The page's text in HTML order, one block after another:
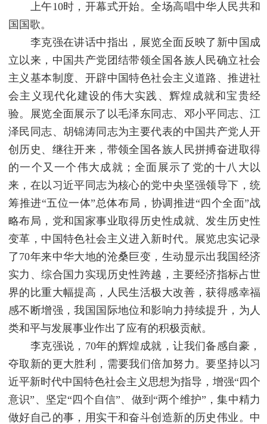
上午10时，开幕式开始。全场高唱中华人民共和
国国歌。
李克强在讲话中指出，展览全面反映了新中国成
立以来，中国共产党团结带领全国各族人民确立社会
主义基本制度、开辟中国特色社会主义道路、推进社
会主义现代化建设的伟大实践、辉煌成就和宝贵经
验。展览全面展示了以毛泽东同志、邓小平同志、江
泽民同志、胡锦涛同志为主要代表的中国共产党人开
创历史、继往开来，带领全国各族人民拼搏奋进取得
的一个又一个伟大成就；全面展示了党的十八大以
来，在以习近平同志为核心的党中央坚强领导下，统
筹推进“五位一体”总体布局，协调推进“四个全面”战
略布局，党和国家事业取得历史性成就、发生历史性
变革，中国特色社会主义进入新时代。展览忠实记录
了70年来中华大地的沧桑巨变，生动显示出我国经济
实力、综合国力实现历史性跨越，主要经济指标占世
界的比重大幅提高，人民生活极大改善，获得感幸福
感不断增强，我国国际地位和影响力持续提升，为人
类和平与发展事业作出了应有的积极贡献。
李克强说，70年的辉煌成就，让我们备感自豪，
夺取新的更大胜利，需要我们倍加努力。要坚持以习
近平新时代中国特色社会主义思想为指导，增强“四个
意识”、坚定“四个自信”、做到“两个维护”，集中精力
做好自己的事，用实干和奋斗创造新的历史伟业。中